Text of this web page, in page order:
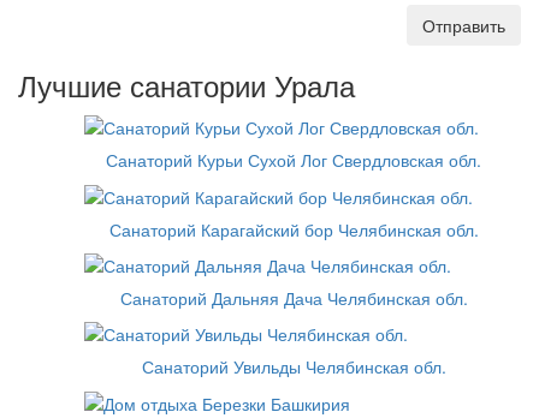
Отправить
Лучшие санатории Урала
Санаторий Курьи Сухой Лог Свердловская обл.
Санаторий Карагайский бор Челябинская обл.
Санаторий Дальняя Дача Челябинская обл.
Санаторий Увильды Челябинская обл.